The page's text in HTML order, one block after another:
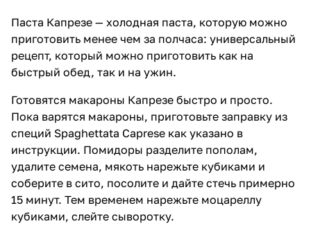
Паста Капрезе — холодная паста, которую можно
приготовить менее чем за полчаса: универсальный
рецепт, который можно приготовить как на
быстрый обед, так и на ужин.
Готовятся макароны Капрезе быстро и просто.
Пока варятся макароны, приготовьте заправку из
специй Spaghettata Caprese как указано в
инструкции. Помидоры разделите пополам,
удалите семена, мякоть нарежьте кубиками и
соберите в сито, посолите и дайте стечь примерно
15 минут. Тем временем нарежьте моцареллу
кубиками, слейте сыворотку.